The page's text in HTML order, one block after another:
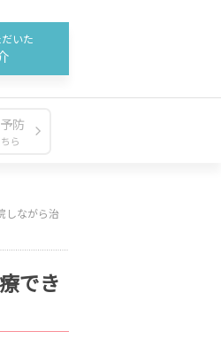
いた
防
ら
しながら治
でき